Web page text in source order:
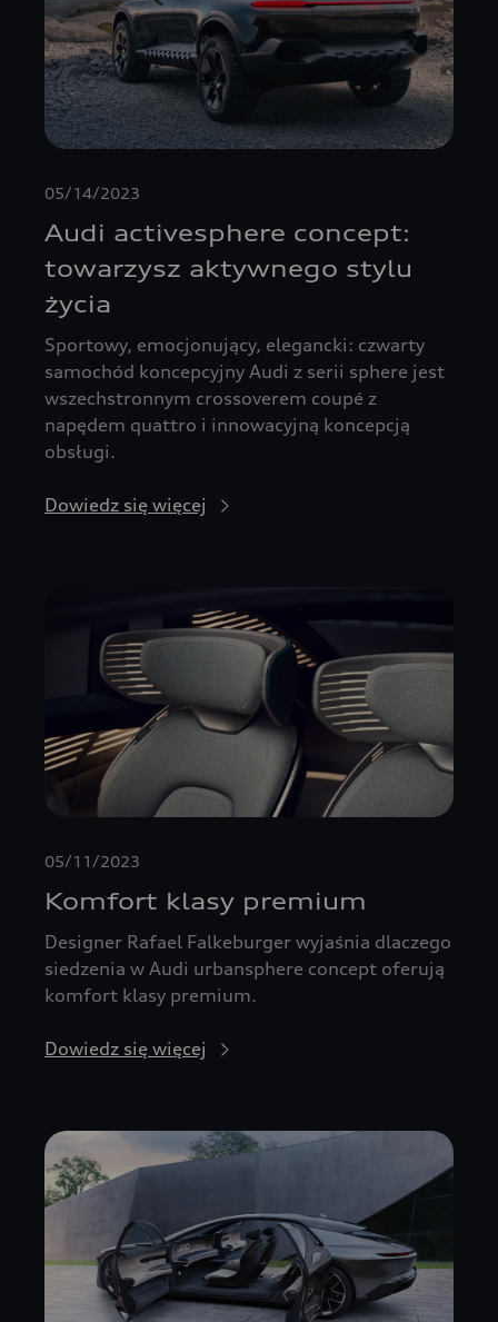
05/14/2023
Audi activesphere concept:
towarzysz aktywnego stylu
życia
Sportowy, emocjonujący, elegancki: czwarty
samochód koncepcyjny Audi z serii sphere jest
wszechstronnym crossoverem coupé z
napędem quattro i innowacyjną koncepcją
obsługi.
Dowiedz się więcej
05/11/2023
Komfort klasy premium
Designer Rafael Falkeburger wyjaśnia dlaczego
siedzenia w Audi urbansphere concept oferują
komfort klasy premium.
Dowiedz się więcej